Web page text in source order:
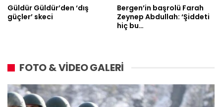
Güldür Güldür’den ‘dış
güçler’ skeci
Bergen’in başrolü Farah
Zeynep Abdullah: ‘Şiddeti
hiç bu…
FOTO & VİDEO GALERİ